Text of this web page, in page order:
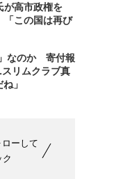
が高市政権を
「この国は再び
なのか 寄付報
リムクラブ真
」
ーして